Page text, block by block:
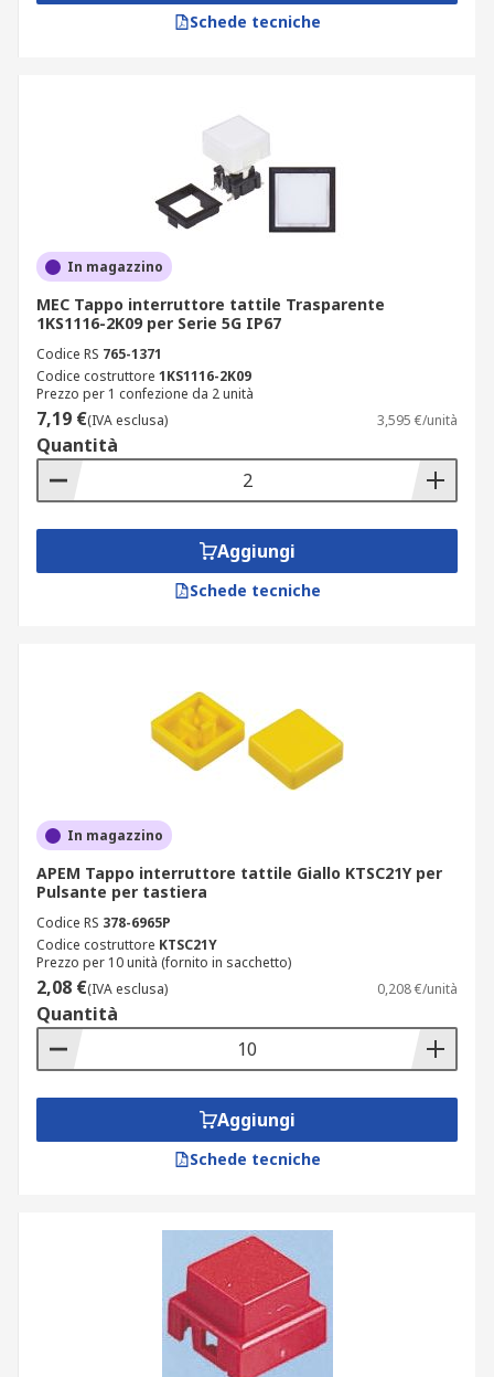
Schede tecniche
In magazzino
MEC Tappo interruttore tattile Trasparente
1KS1116-2K09 per Serie 5G IP67
Codice RS 765-1371
Codice costruttore 1KS1116-2K09
Prezzo per 1 confezione da 2 unità
7,19 €(IVA esclusa) 3,595 €/unità
Quantità
Aggiungi
Schede tecniche
In magazzino
APEM Tappo interruttore tattile Giallo KTSC21Y per
Pulsante per tastiera
Codice RS 378-6965P
Codice costruttore KTSC21Y
Prezzo per 10 unità (fornito in sacchetto)
2,08 €(IVA esclusa) 0,208 €/unità
Quantità
Aggiungi
Schede tecniche